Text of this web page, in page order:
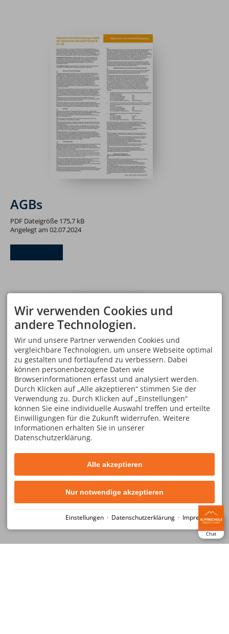
AGBs
PDF Dateigröße 175,7 kB
Angelegt am 02.07.2024
Sicherungsschein 2026
PDF Dateigröße 85,4 kB
Angelegt am 05.11.2015
Download
Chat
Wir verwenden Cookies und
andere Technologien.
Wir und unsere Partner verwenden Cookies und
vergleichbare Technologien, um unsere Webseite optimal
zu gestalten und fortlaufend zu verbessern. Dabei
können personenbezogene Daten wie
Browserinformationen erfasst und analysiert werden.
Durch Klicken auf „Alle akzeptieren“ stimmen Sie der
Verwendung zu. Durch Klicken auf „Einstellungen“
können Sie eine individuelle Auswahl treffen und erteilte
Einwilligungen für die Zukunft widerrufen. Weitere
Informationen erhalten Sie in unserer
Datenschutzerklärung.
Alle akzeptieren
Nur notwendige akzeptieren
Einstellungen · Datenschutzerklärung · Impressum